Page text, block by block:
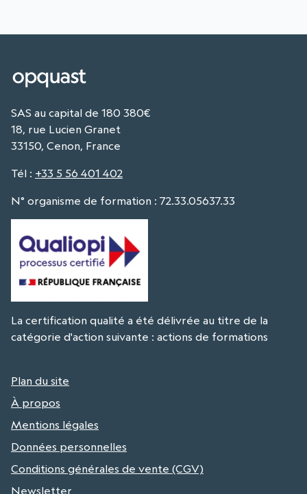
SAS au capital de 180 380€
18, rue Lucien Granet
33150, Cenon, France
Tél : +33 5 56 401 402
N° organisme de formation : 72.33.05637.33
La certification qualité a été délivrée au titre de la
catégorie d'action suivante : actions de formations
Plan du site
À propos
Mentions légales
Données personnelles
Conditions générales de vente (CGV)
Newsletter